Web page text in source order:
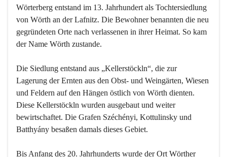
Wörterberg entstand im 13. Jahrhundert als Tochtersiedlung
von Wörth an der Lafnitz. Die Bewohner benannten die neu
gegründeten Orte nach verlassenen in ihrer Heimat. So kam
der Name Wörth zustande.
Die Siedlung entstand aus „Kellerstöckln“, die zur
Lagerung der Ernten aus den Obst- und Weingärten, Wiesen
und Feldern auf den Hängen östlich von Wörth dienten.
Diese Kellerstöckln wurden ausgebaut und weiter
bewirtschaftet. Die Grafen Széchényi, Kottulinsky und
Batthyány besaßen damals dieses Gebiet.
Bis Anfang des 20. Jahrhunderts wurde der Ort Wörther